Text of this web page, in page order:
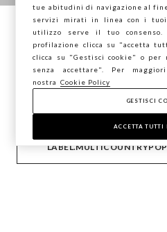
Ricevi informazioni su nuovi
promozioni. Per te -10% di
Stai navigando su
salvare la tua posizione?
tue abitudini di navigazione al
servizi mirati in linea con i
utilizzo serve il tuo
profilazione clicca su "accetta
clicca su "Gestisci cookie" o
senza accettare". Per
nostra
Cookie Policy
GESTISCI
ACCETTA TUTTI